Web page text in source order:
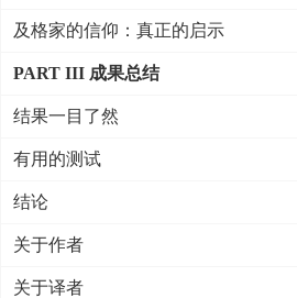
及格家的信仰：真正的启示
PART III 成果总结
结果一目了然
有用的测试
结论
关于作者
关于译者